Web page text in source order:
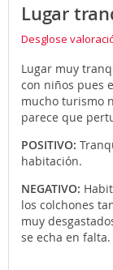
Lugar
Desglose
Lugar muy
con niños pues
mucho turismo
parece que
POSITIVO:
habitación.
NEGATIVO:
los colchones
muy
se echa en falta.